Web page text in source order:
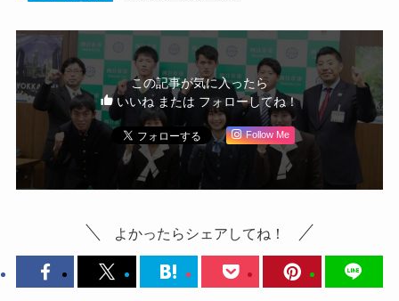
この記事が気に入ったら
いいね または フォローしてね！
Follow Me
よかったらシェアしてね！